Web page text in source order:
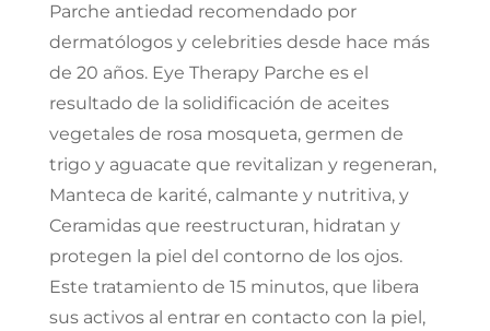
Parche antiedad recomendado por
dermatólogos y celebrities desde hace más
de 20 años. Eye Therapy Parche es el
resultado de la solidificación de aceites
vegetales de rosa mosqueta, germen de
trigo y aguacate que revitalizan y regeneran,
Manteca de karité, calmante y nutritiva, y
Ceramidas que reestructuran, hidratan y
protegen la piel del contorno de los ojos.
Este tratamiento de 15 minutos, que libera
sus activos al entrar en contacto con la piel,